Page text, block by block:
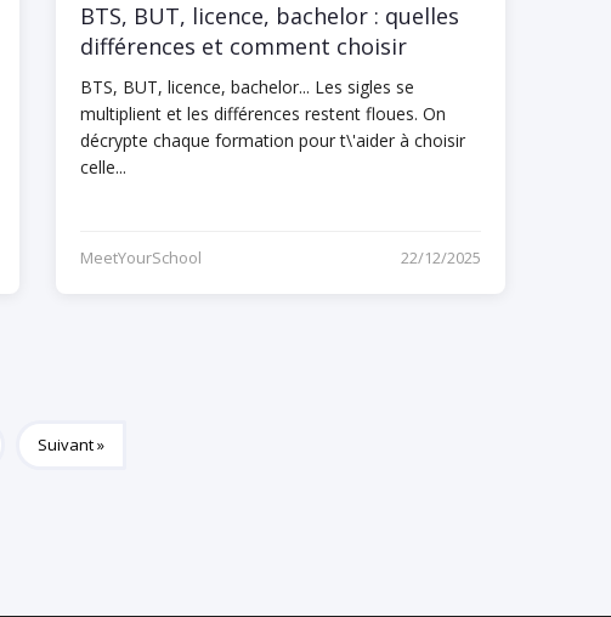
BTS, BUT, licence, bachelor : quelles
différences et comment choisir
BTS, BUT, licence, bachelor... Les sigles se
multiplient et les différences restent floues. On
décrypte chaque formation pour t\'aider à choisir
celle...
MeetYourSchool 22/12/2025
Suivant »